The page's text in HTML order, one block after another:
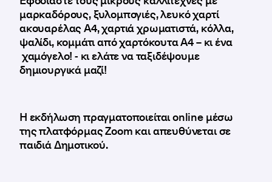
μαρκαδόρους, ξυλομπογιές, λευκό χαρτί
ακουαρέλας Α4, χαρτιά χρωματιστά, κόλλα,
ψαλίδι, κομμάτι από χαρτόκουτα Α4 – κι ένα
χαμόγελο! - κι ελάτε να ταξιδέψουμε
δημιουργικά μαζί!
Η εκδήλωση πραγματοποιείται online μέσω
της πλατφόρμας Zoom και απευθύνεται σε
παιδιά Δημοτικού.